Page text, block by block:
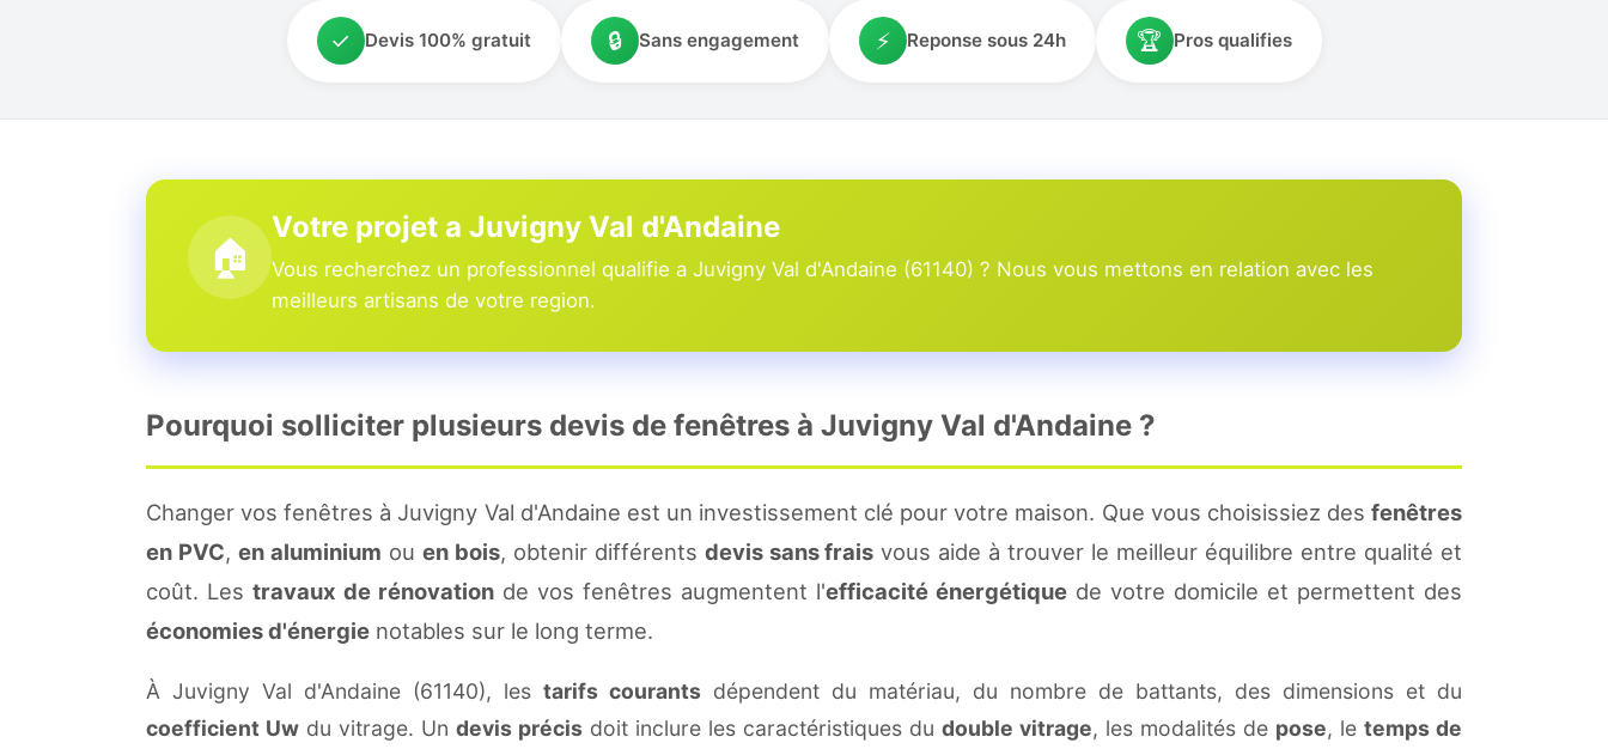
✓ Devis 100% gratuit 🔒 Sans engagement ⚡ Reponse sous 24h 🏆 Pros qualifies
🏠
Votre projet a Juvigny Val d'Andaine
Vous recherchez un professionnel qualifie a Juvigny Val d'Andaine (61140) ? Nous vous mettons en relation avec les
meilleurs artisans de votre region.
Pourquoi solliciter plusieurs devis de fenêtres à Juvigny Val d'Andaine ?
Changer vos fenêtres à Juvigny Val d'Andaine est un investissement clé pour votre maison. Que vous choisissiez des fenêtres
en PVC, en aluminium ou en bois, obtenir différents devis sans frais vous aide à trouver le meilleur équilibre entre qualité et
coût. Les travaux de rénovation de vos fenêtres augmentent l'efficacité énergétique de votre domicile et permettent des
économies d'énergie notables sur le long terme.
À Juvigny Val d'Andaine (61140), les tarifs courants dépendent du matériau, du nombre de battants, des dimensions et du
coefficient Uw du vitrage. Un devis précis doit inclure les caractéristiques du double vitrage, les modalités de pose, le temps de